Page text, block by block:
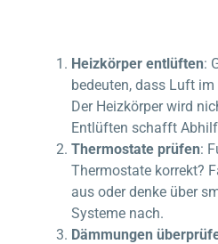
Heizkörper entlüften:
bedeuten, dass Luft
Der Heizkörper wird
Entlüften schafft
Thermostate prüfen:
Thermostate korrekt?
aus oder denke über
Systeme nach.
Dämmungen